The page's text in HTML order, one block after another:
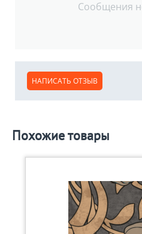
Сообщения
НАПИСАТЬ ОТЗЫВ
Похожие товары